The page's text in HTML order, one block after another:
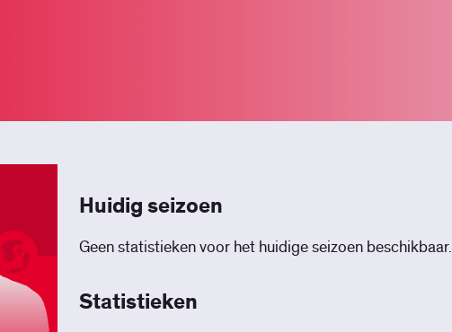
Huidig seizoen
Geen statistieken voor het huidige seizoen beschikbaar.
Statistieken